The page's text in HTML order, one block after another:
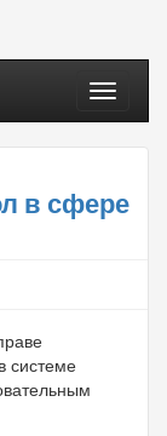
Toggle
в сфере
системе